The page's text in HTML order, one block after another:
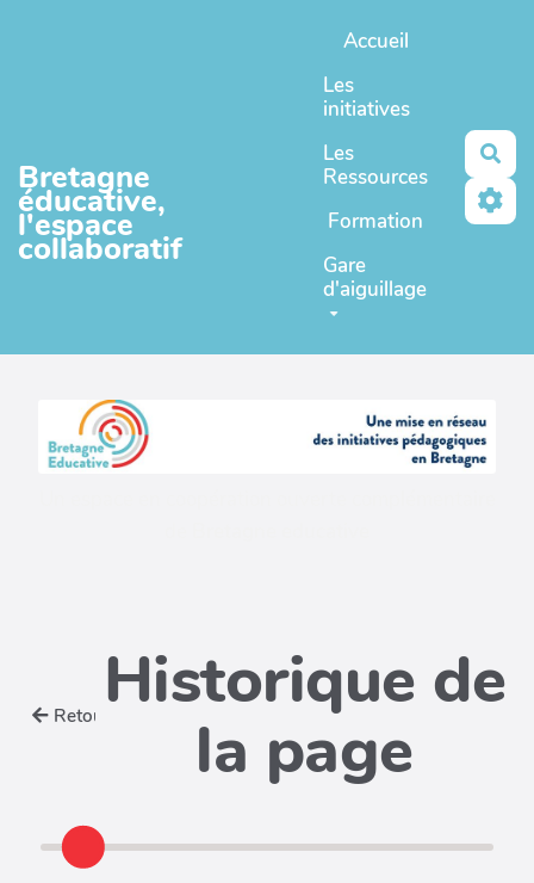
Bretagne
éducative,
l'espace
collaboratif
Accueil
Les
initiatives
Les
Ressources
Formation
Gare
d'aiguillage
Retour Historique de
la page